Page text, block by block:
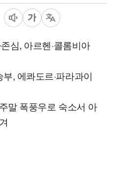
심, 아르헨·콜롬비아
, 에콰도르·파라과이
말 폭풍우로 숙소서 아